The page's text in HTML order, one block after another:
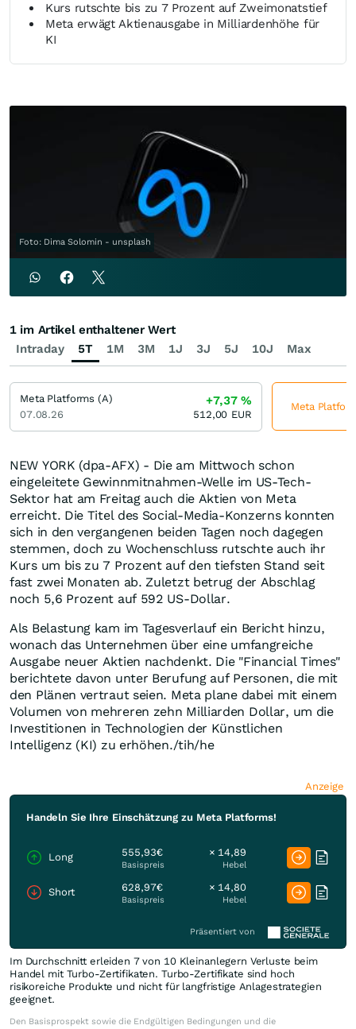
Kurs rutschte bis zu 7 Prozent auf Zweimonatstief
Meta erwägt Aktienausgabe in Milliardenhöhe für
KI
Foto: Dima Solomin - unsplash
NEW YORK (dpa-AFX) - Die am Mittwoch schon
eingeleitete Gewinnmitnahmen-Welle im US-Tech-
Sektor hat am Freitag auch die Aktien von Meta
erreicht. Die Titel des Social-Media-Konzerns konnten
sich in den vergangenen beiden Tagen noch dagegen
stemmen, doch zu Wochenschluss rutschte auch ihr
Kurs um bis zu 7 Prozent auf den tiefsten Stand seit
fast zwei Monaten ab. Zuletzt betrug der Abschlag
noch 5,6 Prozent auf 592 US-Dollar.
Als Belastung kam im Tagesverlauf ein Bericht hinzu,
wonach das Unternehmen über eine umfangreiche
Ausgabe neuer Aktien nachdenkt. Die "Financial Times"
berichtete davon unter Berufung auf Personen, die mit
den Plänen vertraut seien. Meta plane dabei mit einem
Volumen von mehreren zehn Milliarden Dollar, um die
Investitionen in Technologien der Künstlichen
Intelligenz (KI) zu erhöhen./tih/he
Anzeige
Handeln Sie Ihre Einschätzung zu Meta Platforms!
Long 555,93€
Basispreis
× 14,89
Hebel
Short 628,97€
Basispreis
× 14,80
Hebel
Präsentiert von
Im Durchschnitt erleiden 7 von 10 Kleinanlegern Verluste beim
Handel mit Turbo-Zertifikaten. Turbo-Zertifikate sind hoch
risikoreiche Produkte und nicht für langfristige Anlagestrategien
geeignet.
Den Basisprospekt sowie die Endgültigen Bedingungen und die
Intraday 5T 1M 3M 1J 3J 5J 10J Max
1 im Artikel enthaltener Wert
Meta Platforms (A)
07.08.26
+7,37%
512,00 EUR
Meta